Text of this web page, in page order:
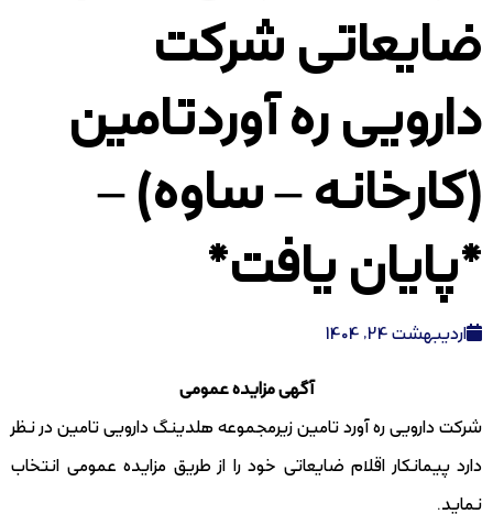
ضایعاتی شرکت
دارویی ره آوردتامین
(کارخانه – ساوه) –
*پایان یافت*
اردیبهشت 24, 1404
آگهی مزایده عمومی
شرکت دارویی ره آورد تامین زیرمجموعه هلدینگ دارویی تامین در نظر
دارد پیمانکار اقلام ضایعاتی خود را از طریق مزایده عمومی انتخاب
نماید.